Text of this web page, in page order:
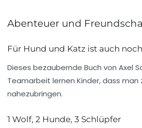
Abenteuer und
Für Hund und Katz ist auch
Dieses bezaubernde Buch von Axel
Teamarbeit lernen Kinder, dass
nahezubringen.
1 Wolf, 2 Hunde, 3 Schlüpfer